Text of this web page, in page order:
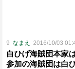
9 なまえ 2016/10/03
白ひげ海賊団本家
参加の海賊団は白